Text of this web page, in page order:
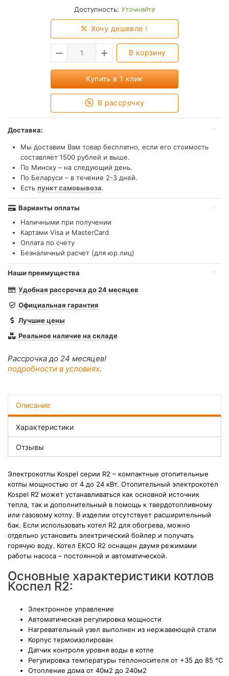
Доступность: Уточняйте
Хочу дешевле !
В корзину
Купить в 1 клик
В рассрочку
Доставка:
Мы доставим Вам товар бесплатно, если его стоимость
составляет 1500 рублей и выше.
По Минску – на следующий день.
По Беларуси – в течение 2-3 дней.
Есть пункт самовывоза.
Варианты оплаты
Наличными при получении
Картами Visa и MasterCard
Оплата по счету
Безналичный расчет (для юр.лиц)
Наши преимущества
Удобная рассрочка до 24 месяцев
Официальная гарантия
Лучшие цены
Реальное наличие на складе
Рассрочка до 24 месяцев!
подробности в условиях.
Описание
Характеристики
Отзывы
Электрокотлы Kospel серии R2 – компактные отопительные
котлы мощностью от 4 до 24 кВт. Отопительный электрокотел
Kospel R2 может устанавливаться как основной источник
тепла, так и дополнительный в помощь к твердотопливному
или газовому котлу. В изделии отсутствует расширительный
бак. Если использовать котел R2 для обогрева, можно
отдельно установить электрический бойлер и получать
горячую воду. Котел EKCO R2 оснащен двумя режимами
работы насоса – постоянной и автоматической.
Основные характеристики котлов
Коспел R2:
Электронное управление
Автоматическая регулировка мощности
Нагревательный узел выполнен из нержавеющей стали
Корпус термоизолирован
Датчик контроля уровня воды в котле
Регулировка температуры теплоносителя от +35 до 85 °С
Отопление дома от 40м2 до 240м2